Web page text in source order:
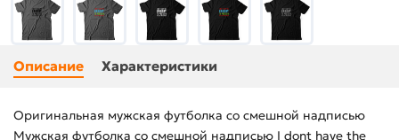
Описание Характеристики
Оригинальная мужская футболка со смешной надписью
Мужская футболка со смешной надписью I dont have the